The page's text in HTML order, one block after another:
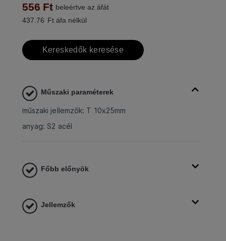
556 Ft beleértve az áfát
437.76 Ft áfa nélkül
Kereskedők keresése
Műszaki paraméterek
műszaki jellemzők: T 10x25mm
anyag: S2 acél
Főbb előnyök
Jellemzők